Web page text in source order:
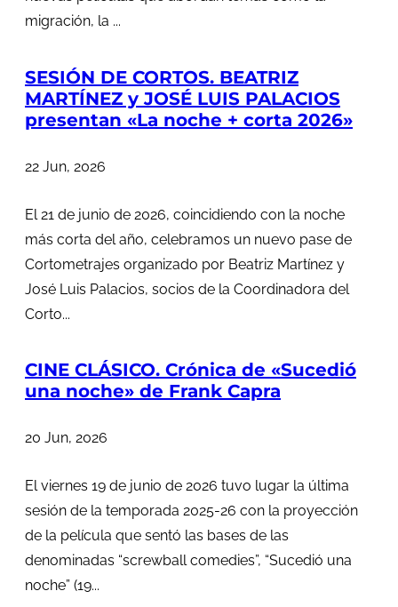
migración, la ...
SESIÓN DE CORTOS. BEATRIZ
MARTÍNEZ y JOSÉ LUIS PALACIOS
presentan «La noche + corta 2026»
22 Jun, 2026
El 21 de junio de 2026, coincidiendo con la noche
más corta del año, celebramos un nuevo pase de
Cortometrajes organizado por Beatriz Martínez y
José Luis Palacios, socios de la Coordinadora del
Corto...
CINE CLÁSICO. Crónica de «Sucedió
una noche» de Frank Capra
20 Jun, 2026
El viernes 19 de junio de 2026 tuvo lugar la última
sesión de la temporada 2025-26 con la proyección
de la película que sentó las bases de las
denominadas “screwball comedies”, “Sucedió una
noche” (19...